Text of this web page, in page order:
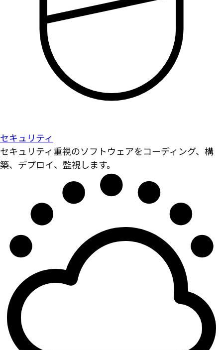
セキュリティ
セキュリティ重視のソフトウェアをコーディング、構
築、デプロイ、監視します。